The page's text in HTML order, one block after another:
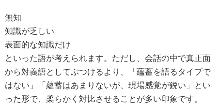
無知
知識が乏しい
表面的な知識だけ
といった語が考えられます。ただし、会話の中で真正面
から対義語としてぶつけるより、「蘊蓄を語るタイプで
はない」「蘊蓄はあまりないが、現場感覚が鋭い」とい
った形で、柔らかく対比させることが多い印象です。